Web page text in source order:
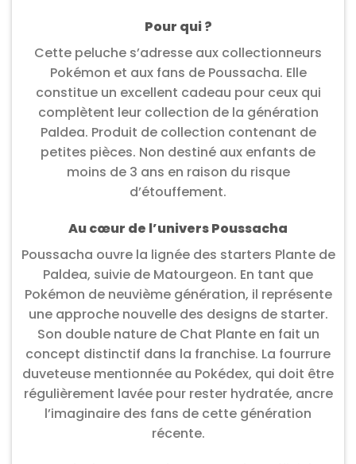
Pour qui ?
Cette peluche s’adresse aux collectionneurs
Pokémon et aux fans de Poussacha. Elle
constitue un excellent cadeau pour ceux qui
complètent leur collection de la génération
Paldea. Produit de collection contenant de
petites pièces. Non destiné aux enfants de
moins de 3 ans en raison du risque
d’étouffement.
Au cœur de l’univers Poussacha
Poussacha ouvre la lignée des starters Plante de
Paldea, suivie de Matourgeon. En tant que
Pokémon de neuvième génération, il représente
une approche nouvelle des designs de starter.
Son double nature de Chat Plante en fait un
concept distinctif dans la franchise. La fourrure
duveteuse mentionnée au Pokédex, qui doit être
régulièrement lavée pour rester hydratée, ancre
l’imaginaire des fans de cette génération
récente.